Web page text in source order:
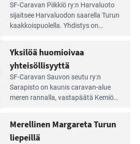
SF-Caravan Piikkiö ry:n Harvaluoto
sijait­see Harvaluodon saarella Turun
kaakkois­puolella. Yhdistys on
virkistysalueesta.
Yksilöä huomioivaa
yhteisöllisyyttä
SF-Caravan Sauvon seutu ry:n
Sarapisto on kaunis caravan-alue
meren rannalla, vasta­päätä Kemiön
kymmenen paikkaa ilman sähköä.
Merellinen Margareta Turun
liepeillä